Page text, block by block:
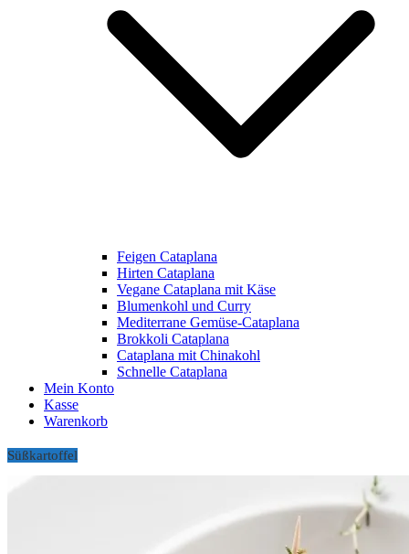
Feigen Cataplana
Hirten Cataplana
Vegane Cataplana mit Käse
Blumenkohl und Curry
Mediterrane Gemüse-Cataplana
Brokkoli Cataplana
Cataplana mit Chinakohl
Schnelle Cataplana
Mein Konto
Kasse
Warenkorb
Süßkartoffel